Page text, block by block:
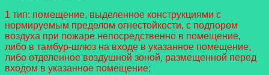
1 тип: помещение, выделенное конструкциями с
нормируемым пределом огнестойкости, с подпором
воздуха при пожаре непосредственно в помещение,
либо в тамбур-шлюз на входе в указанное помещение,
либо отделенное воздушной зоной, размещенной перед
входом в указанное помещение;